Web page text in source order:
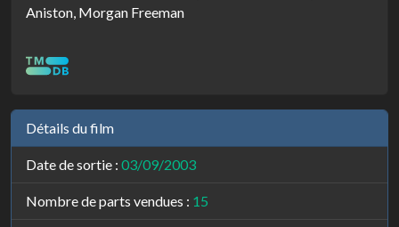
Aniston, Morgan Freeman
Détails du film
Date de sortie : 03/09/2003
Nombre de parts vendues : 15